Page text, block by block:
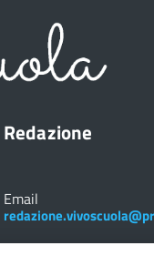
Redazione
Email